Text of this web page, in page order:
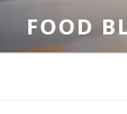
content
FOOD